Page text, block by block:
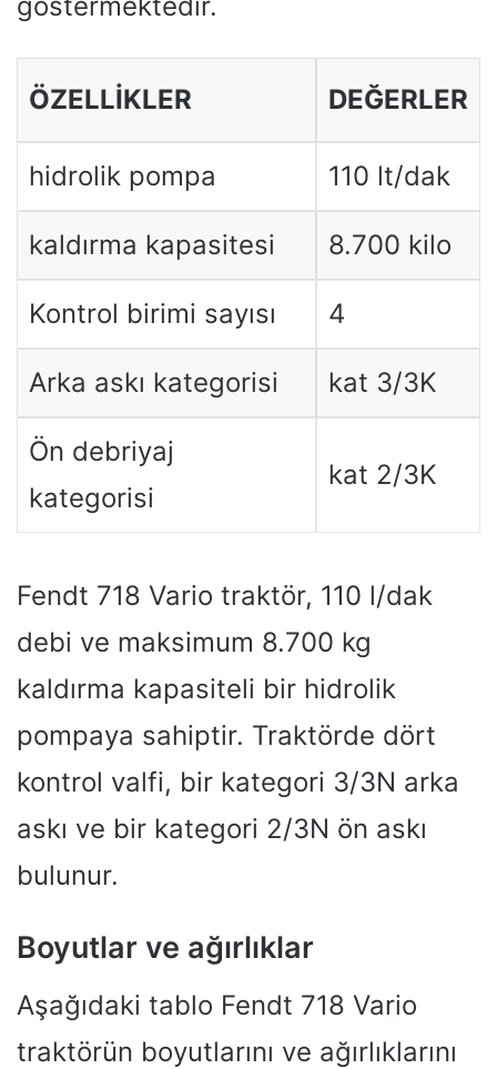
ÖZELLIKLER DEĞERLER
hidrolik pompa 110 lt/dak
kaldırma kapasitesi 8.700 kilo
Kontrol birimi sayısı 4
Arka askı kategorisi kat 3/3K
Ön debriyaj
kategorisi
kat 2/3K
Fendt 718 Vario traktör, 110 l/dak
debi ve maksimum 8.700 kg
kaldırma kapasiteli bir hidrolik
pompaya sahiptir. Traktörde dört
kontrol valfi, bir kategori 3/3N arka
askı ve bir kategori 2/3N ön askı
bulunur.
Boyutlar ve ağırlıklar
Aşağıdaki tablo Fendt 718 Vario
traktörün boyutlarını ve ağırlıklarını